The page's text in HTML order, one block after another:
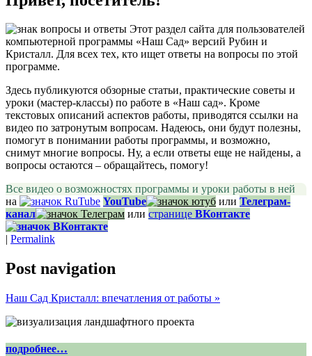
Этот раздел сайта для пользователей
компьютерной программы «Наш Сад» версий Рубин и
Кристалл. Для всех тех, кто ищет ответы на вопросы по этой
программе.
Здесь публикуются обзорные статьи, практические советы и
уроки (мастер-классы) по работе в «Наш сад». Кроме
текстовых описаний аспектов работы, приводятся ссылки на
видео по затронутым вопросам. Надеюсь, они будут полезны,
помогут в понимании работы программы, и возможно,
снимут многие вопросы. Ну, а если ответы еще не найдены, а
вопросы остаются – обращайтесь, помогу!
Все видео о возможностях программы и уроки работы в ней
на
YouTube или Телеграм-
канал
или странице ВКонтакте
| Permalink
Post navigation
Наш Сад Кристалл: впечатления от работы »
подробнее…